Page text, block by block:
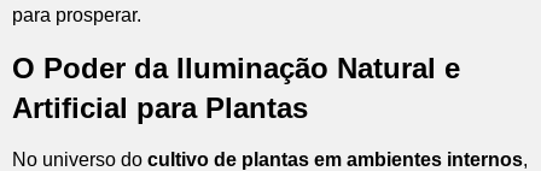
para prosperar.
O Poder da Iluminação Natural e
Artificial para Plantas
No universo do cultivo de plantas em ambientes internos,